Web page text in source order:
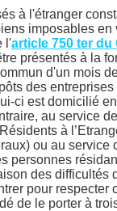
à l'étranger
imposables en
l'article 750 ter du
présentés à la
d'un mois
des
ci est domicilié
au service
à
ou au service
personnes
des difficultés
pour respecter
de le porter à